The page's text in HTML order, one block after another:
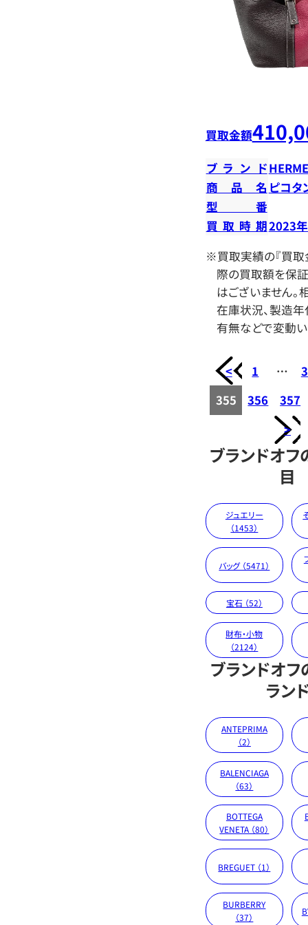
買取金額
ブランド
商品名 ピコタ
型番
買取時期2023
※買取実績の『買取
際の買取額を保
はございません。
在庫状況、製造年
有無などで変動い
< 1 …
355
356
357
>
ブランドオ
目
ジュエリー
（1453）
バッグ （5471）
宝石 （52）
財布・小物
（2124）
ブランドオ
ラン
ANTEPRIMA
（2）
BALENCIAGA
（63）
BOTTEGA
VENETA （80）
BREGUET （1）
BURBERRY
（37）